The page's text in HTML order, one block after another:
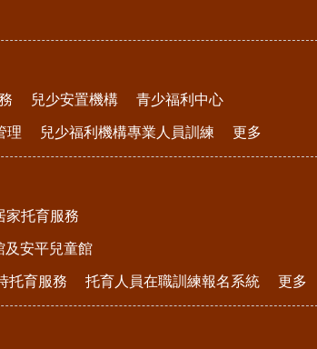
兒少安置機構 青少福利中心
理 兒少福利機構專業人員訓練 更多
家托育服務
及安平兒童館
托育服務 托育人員在職訓練報名系統 更多